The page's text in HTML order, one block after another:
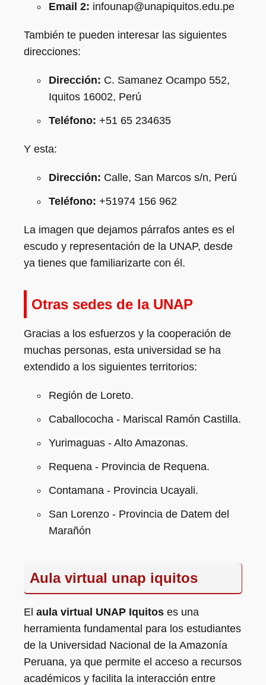
Email 2: infounap@unapiquitos.edu.pe
También te pueden interesar las siguientes
direcciones:
Dirección: C. Samanez Ocampo 552,
Iquitos 16002, Perú
Teléfono: +51 65 234635
Y esta:
Dirección: Calle, San Marcos s/n, Perú
Teléfono: +51974 156 962
La imagen que dejamos párrafos antes es el
escudo y representación de la UNAP, desde
ya tienes que familiarizarte con él.
Otras sedes de la UNAP
Gracias a los esfuerzos y la cooperación de
muchas personas, esta universidad se ha
extendido a los siguientes territorios:
Región de Loreto.
Caballococha - Mariscal Ramón Castilla.
Yurimaguas - Alto Amazonas.
Requena - Provincia de Requena.
Contamana - Provincia Ucayali.
San Lorenzo - Provincia de Datem del
Marañón
Aula virtual unap iquitos
El aula virtual UNAP Iquitos es una
herramienta fundamental para los estudiantes
de la Universidad Nacional de la Amazonía
Peruana, ya que permite el acceso a recursos
académicos y facilita la interacción entre